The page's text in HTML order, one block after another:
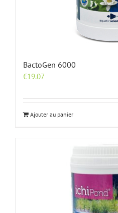
BactoGen 6000
€19.07
Ajouter au panier